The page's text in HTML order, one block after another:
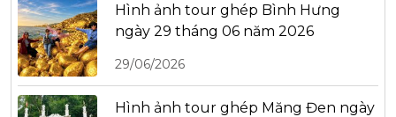
Hình ảnh tour ghép Bình Hưng
ngày 29 tháng 06 năm 2026
29/06/2026
Hình ảnh tour ghép Măng Đen ngày